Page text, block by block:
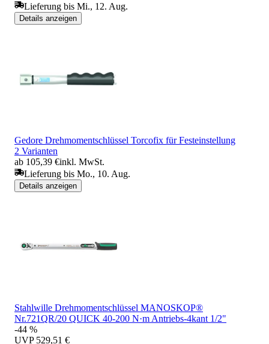
Lieferung bis Mi., 12. Aug.
Details anzeigen
Gedore Drehmomentschlüssel Torcofix für Festeinstellung
2 Varianten
ab 105,39 €inkl. MwSt.
Lieferung bis Mo., 10. Aug.
Details anzeigen
Stahlwille Drehmomentschlüssel MANOSKOP®
Nr.721QR/20 QUICK 40-200 N·m Antriebs-4kant 1/2"
-44 %
UVP 529,51 €